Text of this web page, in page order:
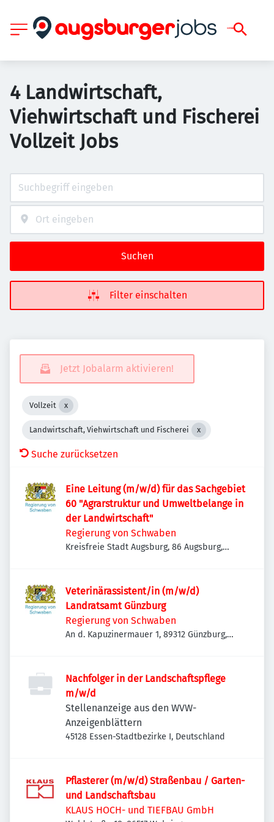
4 Landwirtschaft,
Viehwirtschaft und Fischerei
Vollzeit Jobs
Suchen
Filter einschalten
Jetzt Jobalarm aktivieren!
Vollzeit
Landwirtschaft, Viehwirtschaft und Fischerei
Suche zurücksetzen
Eine Leitung (m/w/d) für das Sachgebiet
60 "Agrarstruktur und Umweltbelange in
der Landwirtschaft"
Regierung von Schwaben
Kreisfreie Stadt Augsburg, 86 Augsburg,
Veterinärassistent/in (m/w/d)
Landratsamt Günzburg
Regierung von Schwaben
An d. Kapuzinermauer 1, 89312 Günzburg,
Nachfolger in der Landschaftspflege
m/w/d
Stellenanzeige aus den WVW-
Anzeigenblättern
45128 Essen-Stadtbezirke I, Deutschland
Pflasterer (m/w/d) Straßenbau / Garten-
und Landschaftsbau
KLAUS HOCH- und TIEFBAU GmbH